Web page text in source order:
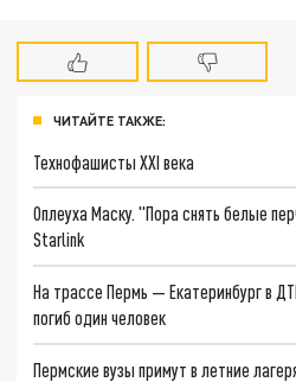
ЧИТАЙТЕ ТАКЖЕ:
Технофашисты XXI века
Оплеуха Маску. "Пора снять белые
Starlink
На трассе Пермь — Екатеринбург в
погиб один человек
Пермские вузы примут в летние